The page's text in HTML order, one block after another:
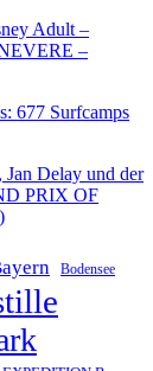
Adult –
–
677 Surfcamps
Delay und der
PRIX OF
Bodensee